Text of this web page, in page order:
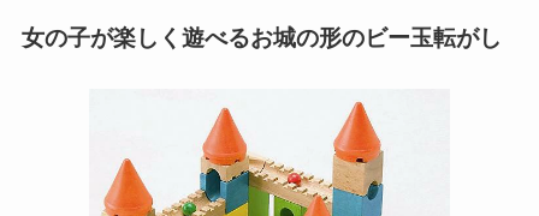
女の子が楽しく遊べるお城の形のビー玉転がし